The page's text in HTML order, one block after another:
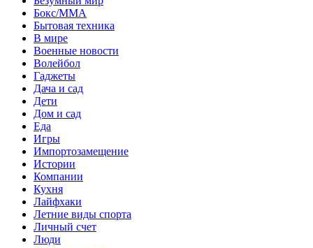
Бокс/MMA
Бытовая техника
В мире
Военные новости
Волейбол
Гаджеты
Дача и сад
Дети
Дом и сад
Еда
Игры
Импортозамещение
Истории
Компании
Кухня
Лайфхаки
Летние виды спорта
Личный счет
Люди